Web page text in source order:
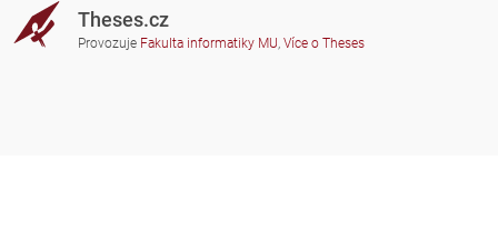
Theses.cz
Provozuje Fakulta informatiky MU, Více o Theses